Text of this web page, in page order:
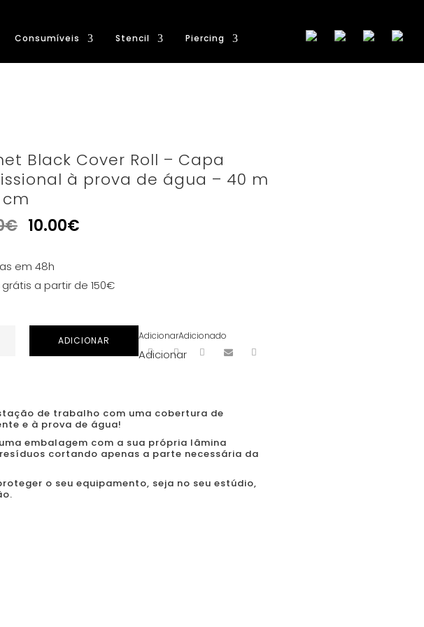
Consumíveis Stencil Piercing
Black Cover Roll – Capa
à prova de água – 40 m
cm
€ 10.00€
em 48h
a partir de 150€
ADICIONAR AdicionarAdicionado
Adicionar
de trabalho com uma cobertura de
e à prova de água!
embalagem com a sua própria lâmina
cortando apenas a parte necessária da
o seu equipamento, seja no seu estúdio,